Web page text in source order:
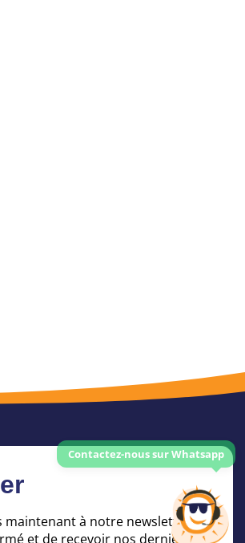
maintenant à notre newsletter
et de recevoir nos dernières